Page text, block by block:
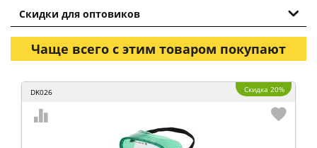
Скидки для оптовиков
Чаще всего с этим товаром покупают
DK026 Скидка 20%